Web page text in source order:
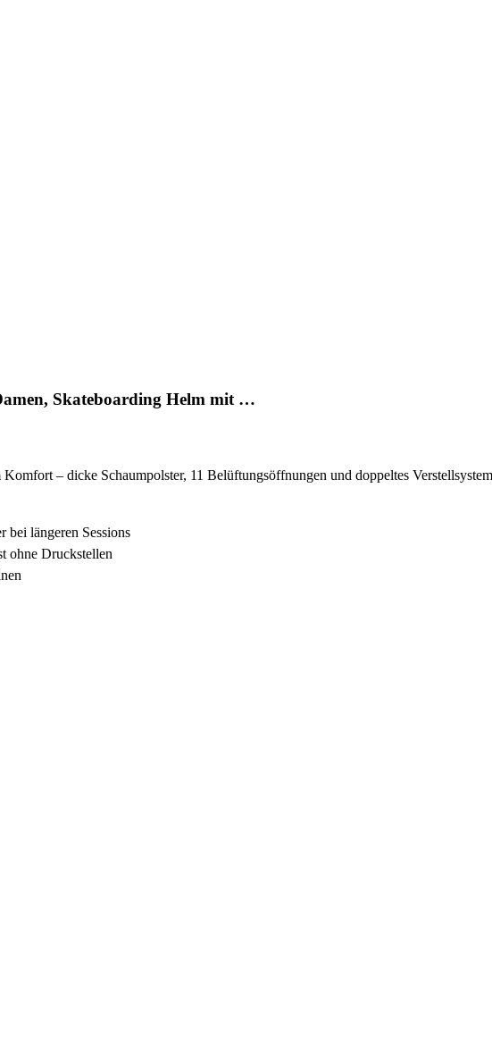
Skateboarding Helm mit …
– dicke Schaumpolster, 11 Belüftungsöffnungen und doppeltes
bei längeren Sessions
ohne Druckstellen